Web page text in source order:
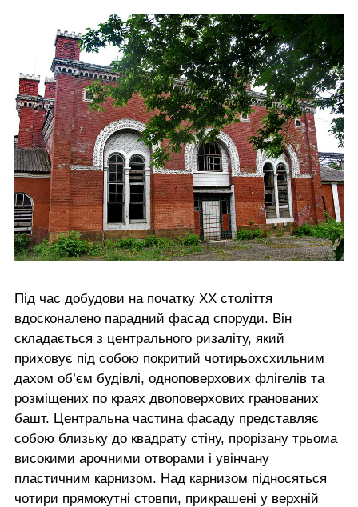
Під час добудови на початку ХХ століття
вдосконалено парадний фасад споруди. Він
складається з центрального ризаліту, який
приховує під собою покритий чотирьохсхильним
дахом об’єм будівлі, одноповерхових флігелів та
розміщених по краях двоповерхових гранованих
башт. Центральна частина фасаду представляє
собою близьку до квадрату стіну, прорізану трьома
високими арочними отворами і увінчану
пластичним карнизом. Над карнизом підносяться
чотири прямокутні стовпи, прикрашені у верхній